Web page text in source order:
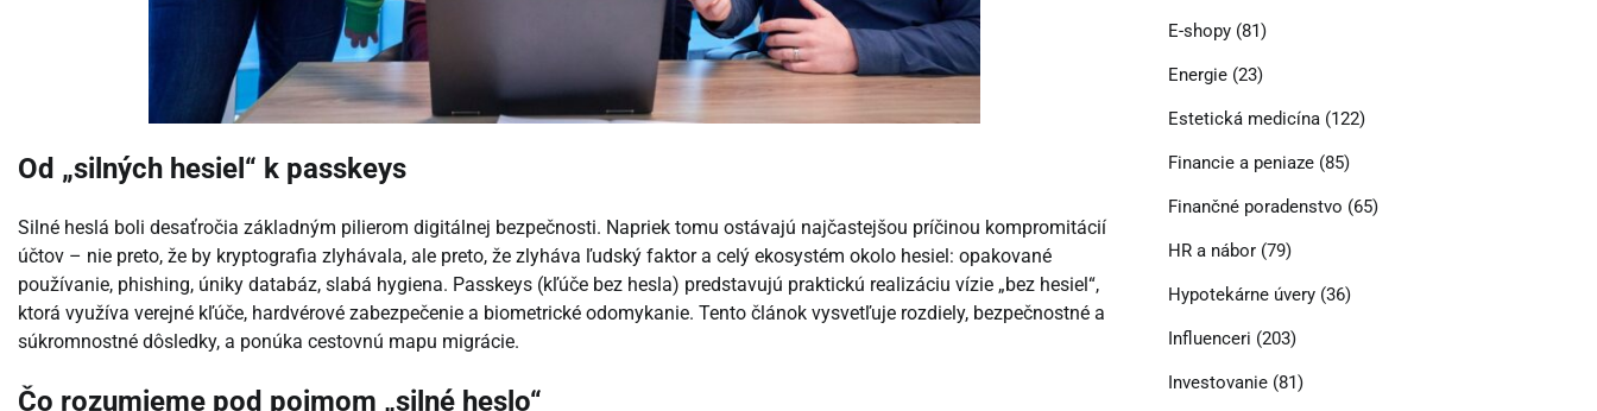
Od „silných hesiel“ k passkeys
Silné heslá boli desaťročia základným pilierom digitálnej bezpečnosti. Napriek tomu ostávajú najčastejšou príčinou kompromitácií
účtov – nie preto, že by kryptografia zlyhávala, ale preto, že zlyháva ľudský faktor a celý ekosystém okolo hesiel: opakované
používanie, phishing, úniky databáz, slabá hygiena. Passkeys (kľúče bez hesla) predstavujú praktickú realizáciu vízie „bez hesiel“,
ktorá využíva verejné kľúče, hardvérové zabezpečenie a biometrické odomykanie. Tento článok vysvetľuje rozdiely, bezpečnostné a
súkromnostné dôsledky, a ponúka cestovnú mapu migrácie.
Čo rozumieme pod pojmom „silné heslo“
E-shopy(81)
Energie(23)
Estetická medicína(122)
Financie a peniaze(85)
Finančné poradenstvo (65)
HR a nábor(79)
Hypotekárne úvery(36)
Influenceri (203)
Investovanie(81)